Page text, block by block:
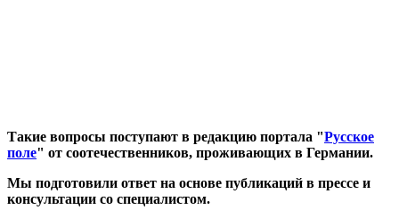
Такие вопросы поступают в редакцию портала "Русское
поле" от соотечественников, проживающих в Германии.
Мы подготовили ответ на основе публикаций в прессе и
консультации со специалистом.